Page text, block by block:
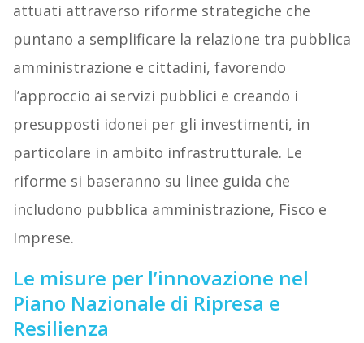
attuati attraverso riforme strategiche che
puntano a semplificare la relazione tra pubblica
amministrazione e cittadini, favorendo
l’approccio ai servizi pubblici e creando i
presupposti idonei per gli investimenti, in
particolare in ambito infrastrutturale. Le
riforme si baseranno su linee guida che
includono pubblica amministrazione, Fisco e
Imprese.
Le misure per l’innovazione nel
Piano Nazionale di Ripresa e
Resilienza